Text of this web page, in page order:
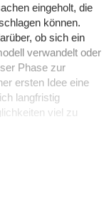
Freien
über das
Hansestadt
eingeholt, die
können.
ob sich ein
verwandelt oder
Phase zur
ersten Idee eine
langfristig
viel zu